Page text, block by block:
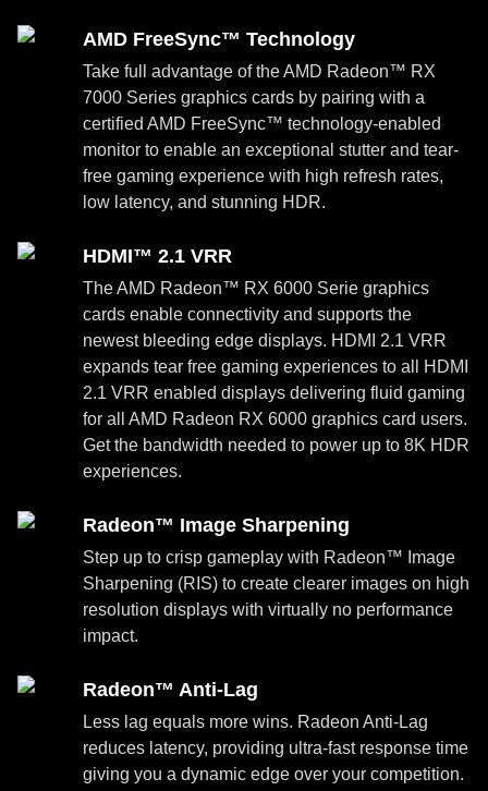
AMD FreeSync™ Technology
Take full advantage of the AMD Radeon™ RX
7000 Series graphics cards by pairing with a
certified AMD FreeSync™ technology-enabled
monitor to enable an exceptional stutter and tear-
free gaming experience with high refresh rates,
low latency, and stunning HDR.
HDMI™ 2.1 VRR
The AMD Radeon™ RX 6000 Serie graphics
cards enable connectivity and supports the
newest bleeding edge displays. HDMI 2.1 VRR
expands tear free gaming experiences to all HDMI
2.1 VRR enabled displays delivering fluid gaming
for all AMD Radeon RX 6000 graphics card users.
Get the bandwidth needed to power up to 8K HDR
experiences.
Radeon™ Image Sharpening
Step up to crisp gameplay with Radeon™ Image
Sharpening (RIS) to create clearer images on high
resolution displays with virtually no performance
impact.
Radeon™ Anti-Lag
Less lag equals more wins. Radeon Anti-Lag
reduces latency, providing ultra-fast response time
giving you a dynamic edge over your competition.